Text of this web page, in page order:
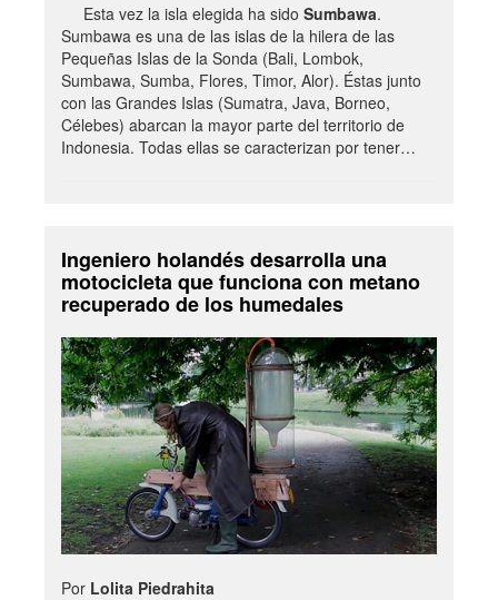
Esta vez la isla elegida ha sido Sumbawa.
Sumbawa es una de las islas de la hilera de las
Pequeñas Islas de la Sonda (Bali, Lombok,
Sumbawa, Sumba, Flores, Timor, Alor). Éstas junto
con las Grandes Islas (Sumatra, Java, Borneo,
Célebes) abarcan la mayor parte del territorio de
Indonesia. Todas ellas se caracterizan por tener…
Ingeniero holandés desarrolla una
motocicleta que funciona con metano
recuperado de los humedales
Por Lolita Piedrahita